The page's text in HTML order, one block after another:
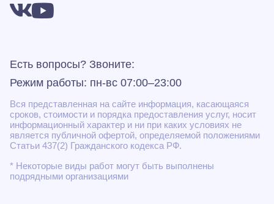
Есть вопросы? Звоните:
Режим работы: пн-вс 07:00–23:00
Вся представленная на сайте информация, касающаяся
сроков, стоимости и порядка предоставления услуг, носит
информационный характер и ни при каких условиях не
является публичной офертой, определяемой положениями
Статьи 437(2) Гражданского кодекса РФ.
* Некоторые виды работ могут быть выполнены
подрядными организациями